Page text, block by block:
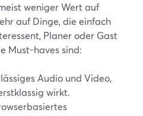
weniger Wert auf
auf Dinge, die einfach
Planer oder Gast
Must-haves sind:
Audio und Video,
wirkt.